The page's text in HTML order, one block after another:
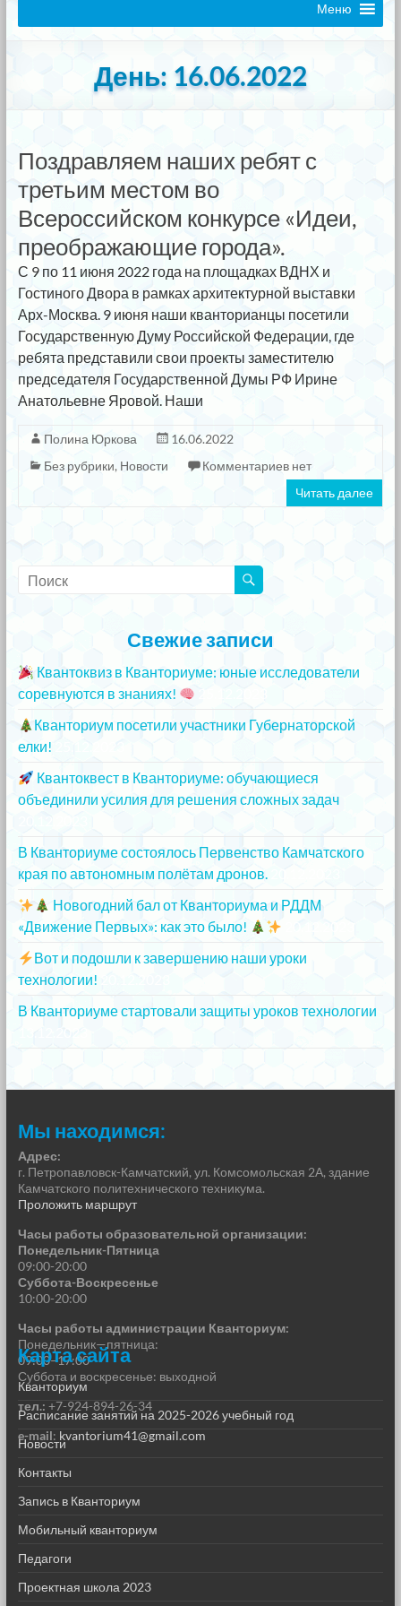
Меню
День: 16.06.2022
Поздравляем наших ребят с
третьим местом во
Всероссийском конкурсе «Идеи,
преображающие города».
С 9 по 11 июня 2022 года на площадках ВДНХ и
Гостиного Двора в рамках архитектурной выставки
Арх-Москва. 9 июня наши кванторианцы посетили
Государственную Думу Российской Федерации, где
ребята представили свои проекты заместителю
председателя Государственной Думы РФ Ирине
Анатольевне Яровой. Наши
Полина Юркова
16.06.2022
Без рубрики, Новости
Комментариев нет
Читать далее
Свежие записи
Квантоквиз в Кванториуме: юные исследователи
соревнуются в знаниях!
Кванториум посетили участники Губернаторской
елки!
Квантоквест в Кванториуме: обучающиеся
объединили усилия для решения сложных задач
В Кванториуме состоялось Первенство Камчатского
края по автономным полётам дронов.
Новогодний бал от Кванториума и РДДМ
«Движение Первых»: как это было!
Вот и подошли к завершению наши уроки
технологии!
В Кванториуме стартовали защиты уроков технологии
Мы находимся:
Адрес:
г. Петропавловск-Камчатский, ул. Комсомольская 2А, здание
Камчатского политехнического техникума.
Проложить маршрут
Часы работы образовательной организации:
Понедельник-Пятница
09:00-20:00
Суббота-Воскресенье
10:00-20:00
Часы работы администрации Кванториум:
Понедельник—пятница:
09:00–17:00
Суббота и воскресенье: выходной
тел.: +7-924-894-26-34
e-mail: kvantorium41@gmail.com
Карта сайта
Кванториум
Расписание занятий на 2025-2026 учебный год
Новости
Контакты
Запись в Кванториум
Мобильный кванториум
Педагоги
Проектная школа 2023